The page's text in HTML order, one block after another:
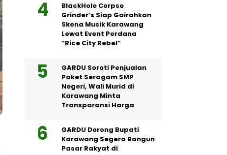
BlackHole Corpse
Grinder’s Siap Gairahkan
Skena Musik Karawang
Lewat Event Perdana
“Rice City Rebel”
GARDU Soroti Penjualan
Paket Seragam SMP
Negeri, Wali Murid di
Karawang Minta
Transparansi Harga
GARDU Dorong Bupati
Karawang Segera Bangun
Pasar Rakyat di